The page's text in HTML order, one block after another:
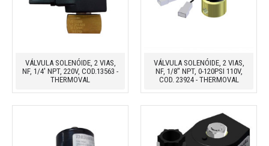
VÁLVULA SOLENÓIDE, 2 VIAS,
NF, 1/4' NPT, 220V, COD.13563 -
THERMOVAL
VÁLVULA SOLENÓIDE, 2 VIAS,
NF, 1/8" NPT, 0-120PSI 110V,
COD. 23924 - THERMOVAL